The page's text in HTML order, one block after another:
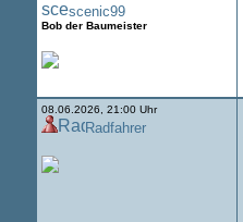
scenic99
Bob der Baumeister
08.06.2026, 21:00 Uhr
Radfahrer